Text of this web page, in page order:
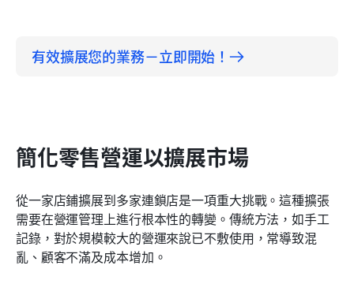
有效擴展您的業務－立即開始！
簡化零售營運以擴展市場
從一家店鋪擴展到多家連鎖店是一項重大挑戰。這種擴張
需要在營運管理上進行根本性的轉變。傳統方法，如手工
記錄，對於規模較大的營運來說已不敷使用，常導致混
亂、顧客不滿及成本增加。